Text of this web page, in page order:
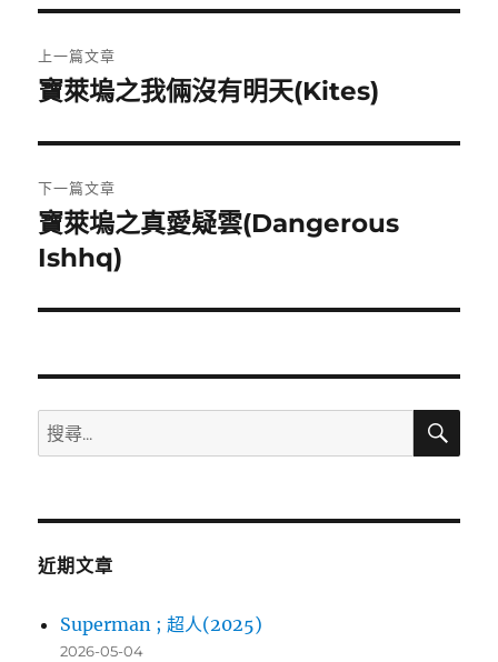
章
覽
上一篇文章
上
篇
文
章:
寶萊塢之我倆沒有明天(Kites)
下一篇文章
下
一
文
寶萊塢之真愛疑雲(Dangerous
Ishhq)
搜
尋
鍵
搜
近期文章
Superman ; 超人(2025)
2026-05-04